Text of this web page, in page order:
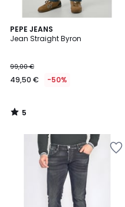
PEPE JEANS
Jean Straight Byron
99,00 €
49,50 € -50%
5
/
5
/